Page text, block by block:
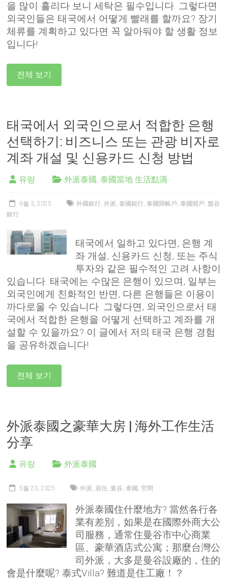
을 많이 흘리다 보니 세탁은 필수입니다. 그렇다면
외국인들은 태국에서 어떻게 빨래를 할까요? 장기
체류를 계획하고 있다면 꼭 알아둬야 할 생활 정보
입니다!
전체 보기
태국에서 외국인으로서 적합한 은행
선택하기: 비즈니스 또는 관광 비자로
계좌 개설 및 신용카드 신청 방법
유량 外派泰國,泰國當地 生活點滴
6월 3, 2025 外國銀行,外派,泰國銀行,泰國開帳戶,泰國開戶,盤谷
銀行
태국에서 일하고 있다면, 은행 계
좌 개설, 신용카드 신청, 또는 주식
투자와 같은 필수적인 고려 사항이
있습니다. 태국에는 수많은 은행이 있으며, 일부는
외국인에게 친화적인 반면, 다른 은행들은 이용이
까다로울 수 있습니다. 그렇다면, 외국인으로서 태
국에서 적합한 은행을 어떻게 선택하고 계좌를 개
설할 수 있을까요? 이 글에서 저의 태국 은행 경험
을 공유하겠습니다!
전체 보기
外派泰國之豪華大房 | 海外工作生活
分享
유량 外派泰國
5월 23, 2025 外派, 居住, 曼谷,泰國 , 空間
外派泰國住什麼地方? 當然各行各
業有差別，如果是在國際外商大公
司服務，通常住曼谷市中心商業
區、豪華酒店式公寓；那麼台灣公
司外派，大多是曼谷設廠的，住的
會是什麼呢? 泰式Villa? 難道是住工廠！？